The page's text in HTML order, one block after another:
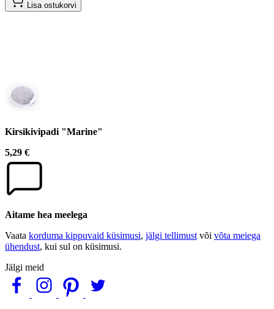
Lisa ostukorvi
Kirsikivipadi "Marine"
5,29 €
Aitame hea meelega
Vaata korduma kippuvaid küsimusi, jälgi tellimust või võta meiega
ühendust, kui sul on küsimusi.
Jälgi meid